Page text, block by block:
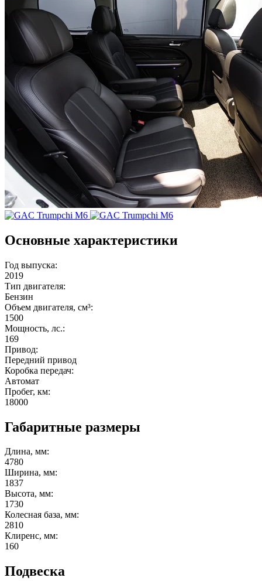
Основные характеристики
Год выпуска:
2019
Тип двигателя:
Бензин
Объем двигателя, см³:
1500
Мощность, лс.:
169
Привод:
Передний привод
Коробка передач:
Автомат
Пробег, км:
18000
Габаритные размеры
Длина, мм:
4780
Ширина, мм:
1837
Высота, мм:
1730
Колесная база, мм:
2810
Клиренс, мм:
160
Подвеска